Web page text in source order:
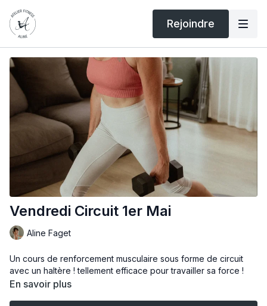
Rejoindre
Vendredi Circuit 1er Mai
Aline Faget
Un cours de renforcement musculaire sous forme de circuit
avec un haltère ! tellement efficace pour travailler sa force !
En savoir plus